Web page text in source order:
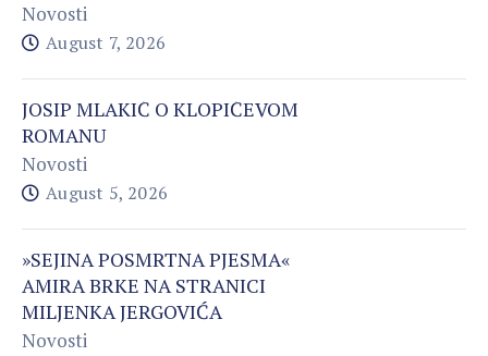
Novosti
August 7, 2026
JOSIP MLAKIĆ O KLOPIĆEVOM
ROMANU
Novosti
August 5, 2026
»SEJINA POSMRTNA PJESMA«
AMIRA BRKE NA STRANICI
MILJENKA JERGOVIĆA
Novosti